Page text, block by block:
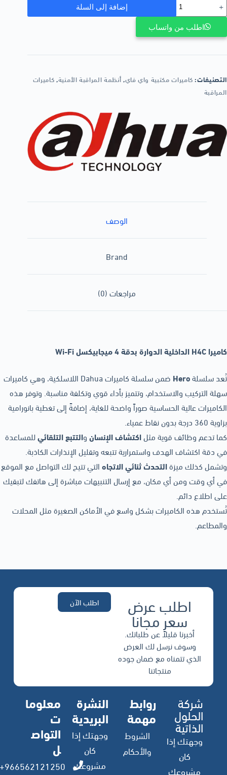
إضافة إلى السلة
اطلب من واتساب
التصنيفات:كاميرات مكتبية واي فاي,أنظمة المراقبة الأمنية,كاميرات
المراقبة
الوصف
Brand
مراجعات (0)
كاميرا H4C الداخلية الدوارة بدقة 4 ميجابيكسل Wi-Fi
تُعد سلسلةHero
ضمن سلسلة كاميرات Dahua اللاسلكية، وهي كاميرات
سهلة التركيب والاستخدام، وتتميز بأداء قوي وتكلفة مناسبة. وتوفر هذه
الكاميرات عالية الحساسية صوراً واضحة للغاية، إضافةً إلى تغطية بانورامية
بزاوية 360 درجة بدون نقاط عمياء.
كما تدعم وظائف قوية مثلاكتشاف الإنسانوالتتبع التلقائيللمساعدة
في دقة اكتشاف الهدف واستمرارية تتبعه وتقليل الإنذارات الكاذبة.
وتشمل كذلك ميزةالتحدث ثنائي الاتجاهالتي تتيح لك التواصل مع الموقع
في أي وقت ومن أي مكان، مع إرسال التنبيهات مباشرة إلى هاتفك لتبقيك
على اطلاع دائم.
تُستخدم هذه الكاميرات بشكل واسع في الأماكن الصغيرة مثل المحلات
والمطاعم.
اطلب عرض
سعر مجانا
أخبرنا قليلاً عن طلباتك.
وسوف نرسل لك العرض
الذي تتمناه مع ضمان جوده
منتجاتنا
اطلب الآن
شركة
الحلول
الذاتية
وجهتك إذا
كان
مشروعك
روابط
مهمة
الشروط
والأحكام
النشرة
البريدية
وجهتك إذا
كان
مشروعك
معلوما
ت
التواص
ل
966562121250+